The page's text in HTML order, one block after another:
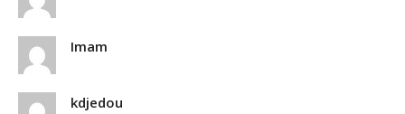
Imam
kdjedou